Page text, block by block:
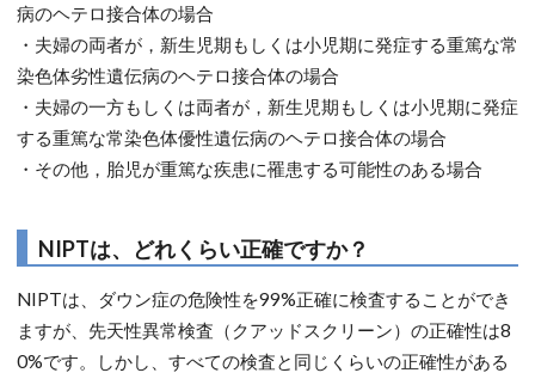
病のヘテロ接合体の場合
・夫婦の両者が，新生児期もしくは小児期に発症する重篤な常
染色体劣性遺伝病のヘテロ接合体の場合
・夫婦の一方もしくは両者が，新生児期もしくは小児期に発症
する重篤な常染色体優性遺伝病のヘテロ接合体の場合
・その他，胎児が重篤な疾患に罹患する可能性のある場合
NIPTは、どれくらい正確ですか？
NIPTは、ダウン症の危険性を99%正確に検査することができ
ますが、先天性異常検査（クアッドスクリーン）の正確性は8
0%です。しかし、すべての検査と同じくらいの正確性がある